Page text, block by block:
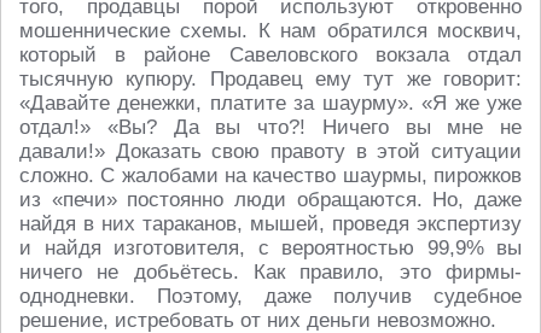
того, продавцы порой используют откровенно
мошеннические схемы. К нам обратился москвич,
который в районе Савеловского вокзала отдал
тысячную купюру. Продавец ему тут же говорит:
«Давайте денежки, платите за шаурму». «Я же уже
отдал!» «Вы? Да вы что?! Ничего вы мне не
давали!» Доказать свою правоту в этой ситуации
сложно. С жалобами на качество шаурмы, пирожков
из «печи» постоянно люди обращаются. Но, даже
найдя в них тараканов, мышей, проведя экспертизу
и найдя изготовителя, с вероятностью 99,9% вы
ничего не добьётесь. Как правило, это фирмы-
однодневки. Поэтому, даже получив судебное
решение, истребовать от них деньги невозможно.